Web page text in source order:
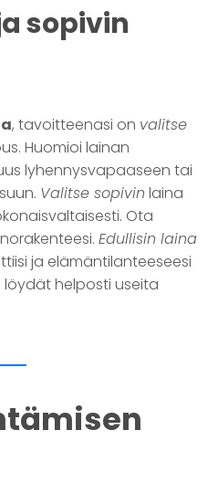
sopivin
, tavoitteenasi on valitse
Huomioi lainan
lyhennysvapaaseen tai
Valitse sopivin laina
Ota
Edullisin laina
ja elämäntilanteeseesi
helposti useita